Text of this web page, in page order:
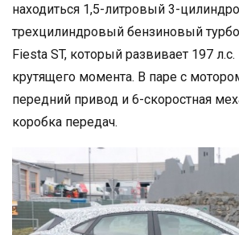
находиться 1,5-литровый 3-
трехцилиндровый бензиновый
Fiesta ST, который развивает 197
крутящего момента. В паре с
передний привод и 6-скоростная
коробка передач.